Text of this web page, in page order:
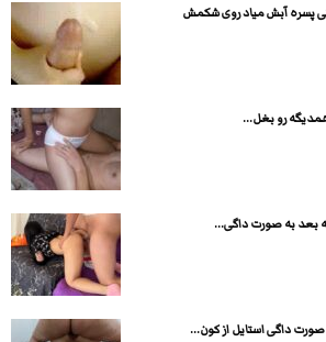
پسره آبش میاد روی شکمش
رو بغل...
بعد به صورت داگی...
داگی استایل از کون...